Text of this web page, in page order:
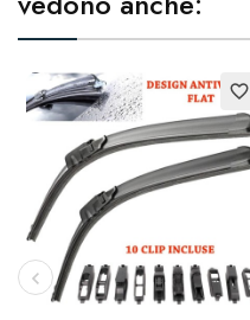
favorite_border